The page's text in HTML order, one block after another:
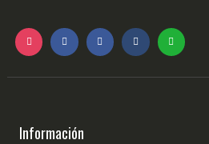
Información